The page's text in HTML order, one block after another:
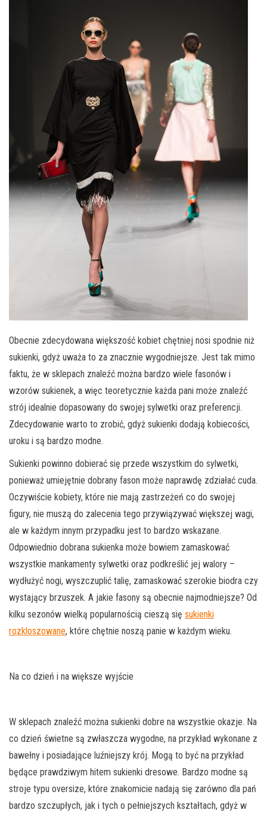
Obecnie zdecydowana większość kobiet chętniej nosi spodnie niż
sukienki, gdyż uważa to za znacznie wygodniejsze. Jest tak mimo
faktu, że w sklepach znaleźć można bardzo wiele fasonów i
wzorów sukienek, a więc teoretycznie każda pani może znaleźć
strój idealnie dopasowany do swojej sylwetki oraz preferencji.
Zdecydowanie warto to zrobić, gdyż sukienki dodają kobiecości,
uroku i są bardzo modne.
Sukienki powinno dobierać się przede wszystkim do sylwetki,
ponieważ umiejętnie dobrany fason może naprawdę zdziałać cuda.
Oczywiście kobiety, które nie mają zastrzeżeń co do swojej
figury, nie muszą do zalecenia tego przywiązywać większej wagi,
ale w każdym innym przypadku jest to bardzo wskazane.
Odpowiednio dobrana sukienka może bowiem zamaskować
wszystkie mankamenty sylwetki oraz podkreślić jej walory –
wydłużyć nogi, wyszczuplić talię, zamaskować szerokie biodra czy
wystający brzuszek. A jakie fasony są obecnie najmodniejsze? Od
kilku sezonów wielką popularnością cieszą się sukienki
rozkloszowane, które chętnie noszą panie w każdym wieku.
Na co dzień i na większe wyjście
W sklepach znaleźć można sukienki dobre na wszystkie okazje. Na
co dzień świetne są zwłaszcza wygodne, na przykład wykonane z
bawełny i posiadające luźniejszy krój. Mogą to być na przykład
będące prawdziwym hitem sukienki dresowe. Bardzo modne są
stroje typu oversize, które znakomicie nadają się zarówno dla pań
bardzo szczupłych, jak i tych o pełniejszych kształtach, gdyż w